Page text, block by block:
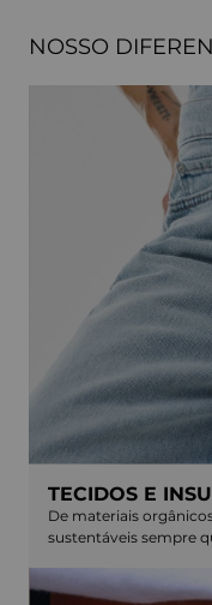
NOSSO
TECIDOS E
De materiais
sustentáveis sempre